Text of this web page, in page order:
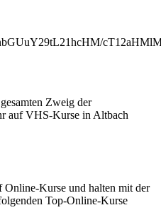
Zweig der
auf VHS-Kurse in Altbach
Online-Kurse und halten mit der
Top-Online-Kurse